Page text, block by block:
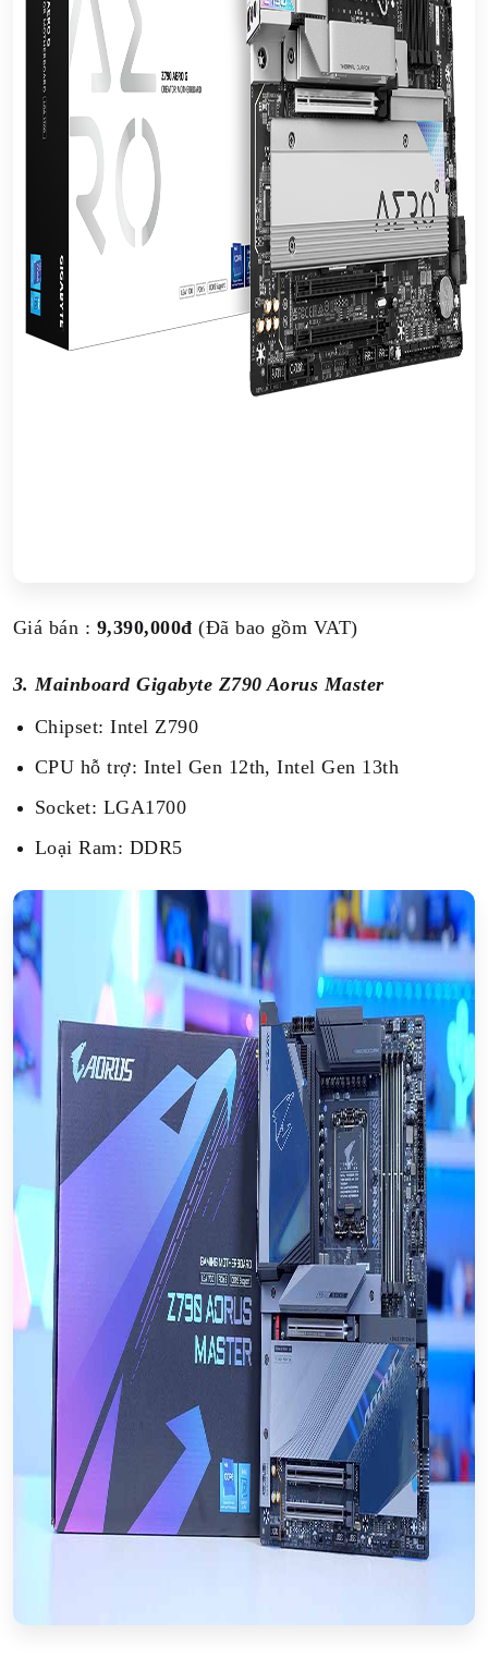
Giá bán : 9,390,000đ (Đã bao gồm VAT)
3. Mainboard Gigabyte Z790 Aorus Master
Chipset: Intel Z790
CPU hỗ trợ: Intel Gen 12th, Intel Gen 13th
Socket: LGA1700
Loại Ram: DDR5